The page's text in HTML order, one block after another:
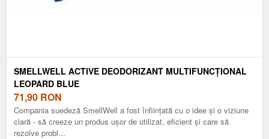
SMELLWELL ACTIVE DEODORIZANT MULTIFUNCȚIONAL
LEOPARD BLUE
71,90 RON
Compania suedeză SmellWell a fost înființată cu o idee și o viziune
clară - să creeze un produs ușor de utilizat, eficient și care să
rezolve probl...